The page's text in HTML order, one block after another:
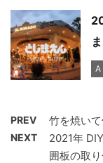
PREV 竹を焼い
NEXT
2021年
囲板の取